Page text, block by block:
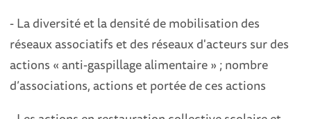
- La diversité et la densité de mobilisation des
réseaux associatifs et des réseaux d'acteurs sur des
actions « anti-gaspillage alimentaire » ; nombre
d’associations, actions et portée de ces actions